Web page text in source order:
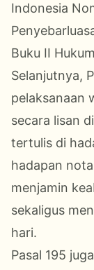
Indonesia
Buku II
Selanjutnya,
pelaksanaan
secara lisan
tertulis di
hadapan
menjamin
sekaligus
hari.
Pasal 195